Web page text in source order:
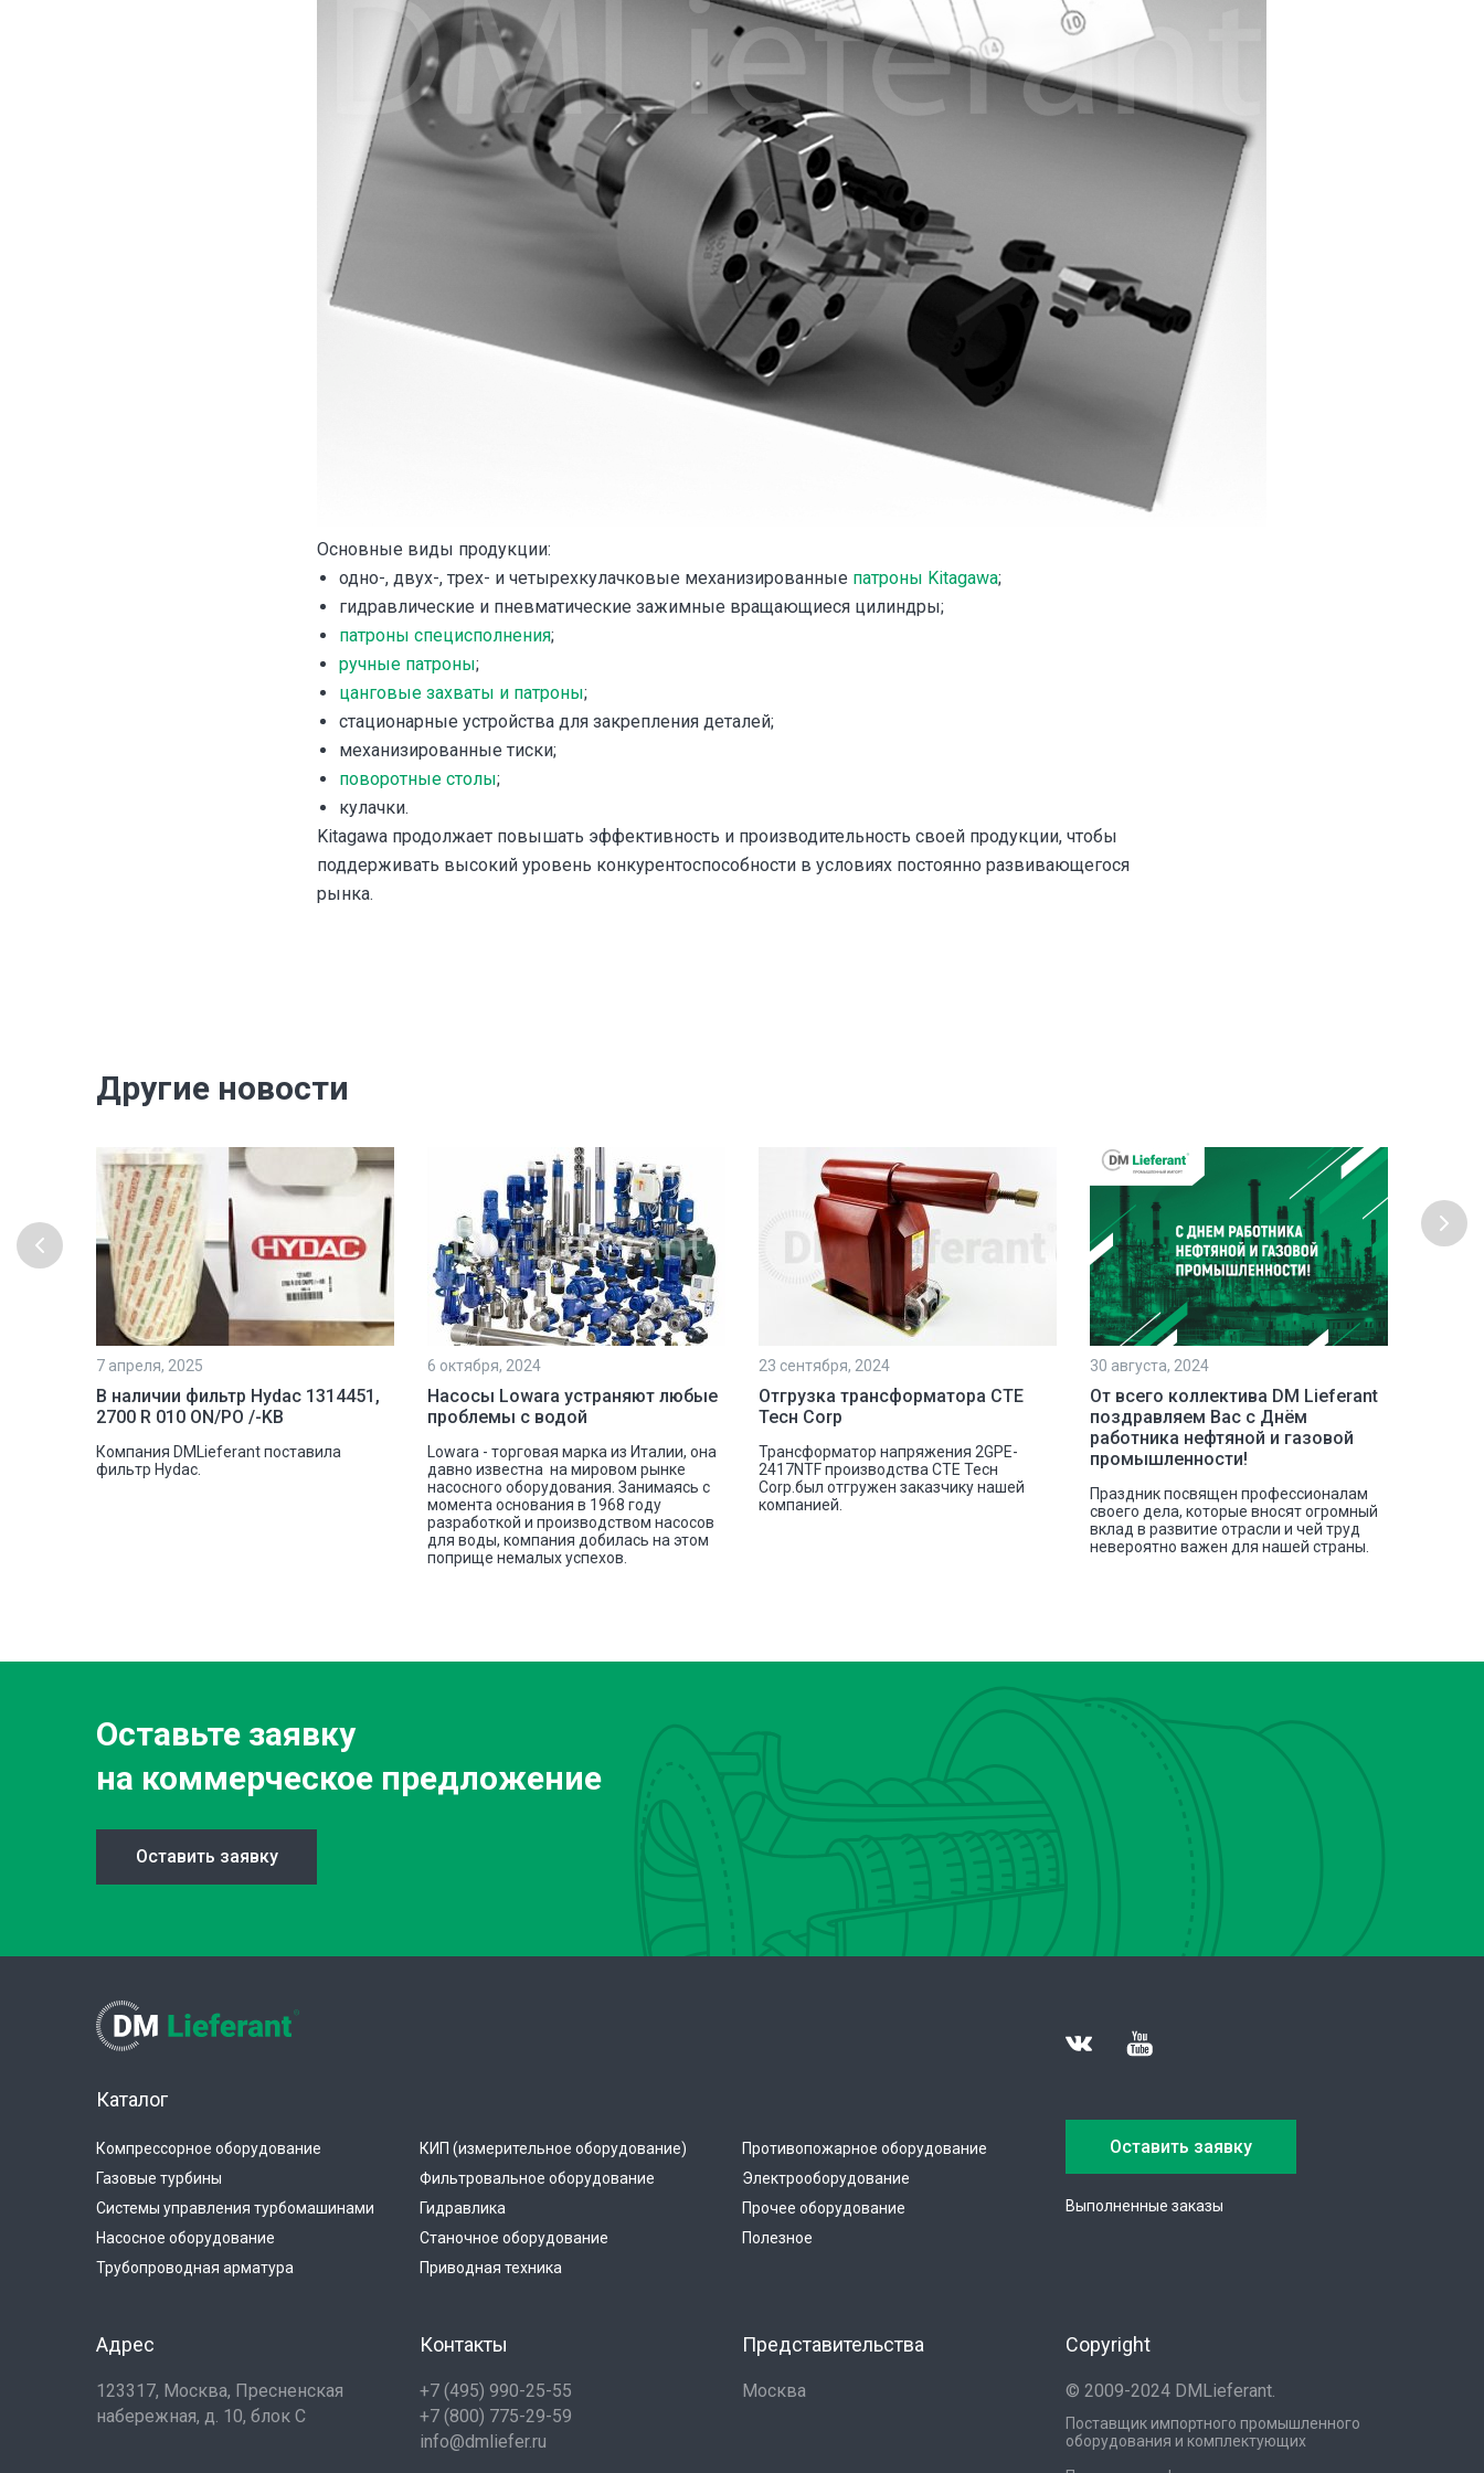
Основные виды продукции:
одно-, двух-, трех- и четырехкулачковые механизированные патроны Kitagawa;
гидравлические и пневматические зажимные вращающиеся цилиндры;
патроны специсполнения;
ручные патроны;
цанговые захваты и патроны;
стационарные устройства для закрепления деталей;
механизированные тиски;
поворотные столы;
кулачки.
Kitagawa продолжает повышать эффективность и производительность своей продукции, чтобы
поддерживать высокий уровень конкурентоспособности в условиях постоянно развивающегося
рынка.
Другие новости
7 апреля, 2025
В наличии фильтр Hydac 1314451,
2700 R 010 ON/PO /-KB
Компания DMLieferant поставила
фильтр Hydac.
6 октября, 2024
Насосы Lowara устраняют любые
проблемы с водой
Lowara - торговая марка из Италии, она
давно известна на мировом рынке
насосного оборудования. Занимаясь с
момента основания в 1968 году
разработкой и производством насосов
для воды, компания добилась на этом
поприще немалых успехов.
23 сентября, 2024
Отгрузка трансформатора СТЕ
Тесн Corp
Трансформатор напряжения 2GPE-
2417NTF производства СТЕ Тесн
Corp.был отгружен заказчику нашей
компанией.
30 августа, 2024
От всего коллектива DM Lieferant
поздравляем Вас с Днём
работника нефтяной и газовой
промышленности!
Праздник посвящен профессионалам
своего дела, которые вносят огромный
вклад в развитие отрасли и чей труд
невероятно важен для нашей страны.
Оставьте заявку
на коммерческое предложение
Оставить заявку
Каталог
Компрессорное оборудование
Газовые турбины
Системы управления турбомашинами
Насосное оборудование
Трубопроводная арматура
КИП (измерительное оборудование)
Фильтровальное оборудование
Гидравлика
Станочное оборудование
Приводная техника
Противопожарное оборудование
Электрооборудование
Прочее оборудование
Полезное
Оставить заявку
Выполненные заказы
Адрес
123317, Москва, Пресненская
набережная, д. 10, блок С
Контакты
+7 (495) 990-25-55
+7 (800) 775-29-59
info@dmliefer.ru
Представительства
Москва
Copyright
© 2009-2024 DMLieferant.
Поставщик импортного промышленного
оборудования и комплектующих